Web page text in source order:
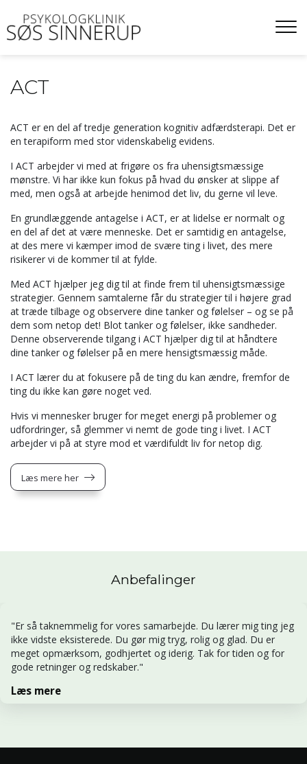
til
hovedindhold
ACT
ACT er en del af tredje generation kognitiv adfærdsterapi. Det er
en terapiform med stor videnskabelig evidens.
I ACT arbejder vi med at frigøre os fra uhensigtsmæssige
mønstre. Vi har ikke kun fokus på hvad du ønsker at slippe af
med, men også at arbejde henimod det liv, du gerne vil leve.
En grundlæggende antagelse i ACT, er at lidelse er normalt og
en del af det at være menneske. Det er samtidig en antagelse,
at des mere vi kæmper imod de svære ting i livet, des mere
risikerer vi de kommer til at fylde.
Med ACT hjælper jeg dig til at finde frem til uhensigtsmæssige
strategier. Gennem samtalerne får du strategier til i højere grad
at træde tilbage og observere dine tanker og følelser – og se på
dem som netop det! Blot tanker og følelser, ikke sandheder.
Denne observerende tilgang i ACT hjælper dig til at håndtere
dine tanker og følelser på en mere hensigtsmæssig måde.
I ACT lærer du at fokusere på de ting du kan ændre, fremfor de
ting du ikke kan gøre noget ved.
Hvis vi mennesker bruger for meget energi på problemer og
udfordringer, så glemmer vi nemt de gode ting i livet. I ACT
arbejder vi på at styre mod et værdifuldt liv for netop dig.
Læs mere her
Anbefalinger
"Er så taknemmelig for vores samarbejde. Du lærer mig ting jeg
ikke vidste eksisterede. Du gør mig tryg, rolig og glad. Du er
meget opmærksom, godhjertet og iderig. Tak for tiden og for
gode retninger og redskaber."
Læs mere